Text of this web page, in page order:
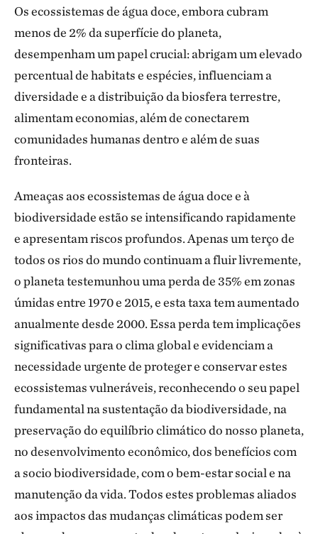
Os ecossistemas de água doce, embora cubram
menos de 2% da superfície do planeta,
desempenham um papel crucial: abrigam um elevado
percentual de habitats e espécies, influenciam a
diversidade e a distribuição da biosfera terrestre,
alimentam economias, além de conectarem
comunidades humanas dentro e além de suas
fronteiras.
Ameaças aos ecossistemas de água doce e à
biodiversidade estão se intensificando rapidamente
e apresentam riscos profundos. Apenas um terço de
todos os rios do mundo continuam a fluir livremente,
o planeta testemunhou uma perda de 35% em zonas
úmidas entre 1970 e 2015, e esta taxa tem aumentado
anualmente desde 2000. Essa perda tem implicações
significativas para o clima global e evidenciam a
necessidade urgente de proteger e conservar estes
ecossistemas vulneráveis, reconhecendo o seu papel
fundamental na sustentação da biodiversidade, na
preservação do equilíbrio climático do nosso planeta,
no desenvolvimento econômico, dos benefícios com
a socio biodiversidade, com o bem-estar social e na
manutenção da vida. Todos estes problemas aliados
aos impactos das mudanças climáticas podem ser